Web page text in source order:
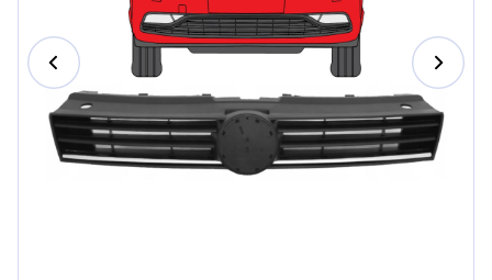
Magyar
Lietuvių
Português
Slovenian